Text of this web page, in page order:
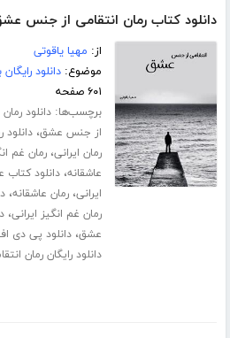
دانلود کتاب رمان انتقامی از جنس
از: مهیا یاقوتی
موضوع:دانلود
۶۰۱ صفحه
برچسب‌ها:دانلود رمان
از جنس عشق،
رمان ایرانی،رمان غم
عاشقانه،دانلود کتاب
ایرانی،رمان عاشقانه،
رمان غم انگیز ایرانی،
عشق،دانلود پی دی
دانلود رایگان رمان